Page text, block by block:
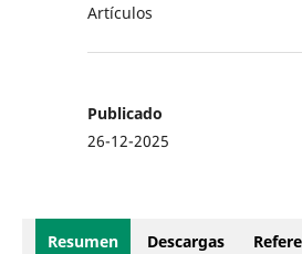
Artículos
Publicado
26-12-2025
Resumen Descargas